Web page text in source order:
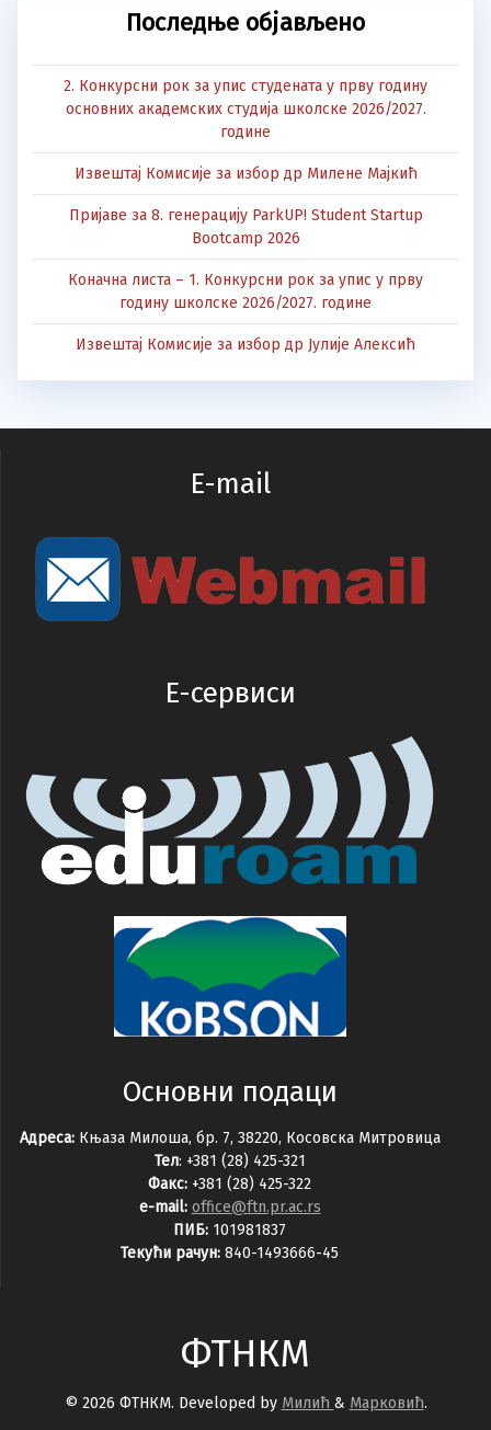
Последње објављено
2. Конкурсни рок за упис студената у прву годину
основних академских студија школске 2026/2027.
године
Извештај Комисије за избор др Милене Мајкић
Пријаве за 8. генерацију ParkUP! Student Startup
Bootcamp 2026
Коначна листа – 1. Конкурсни рок за упис у прву
годину школске 2026/2027. године
Извештај Комисије за избор др Јулије Алексић
E-mail
E-сервиси
Основни подаци
Адреса: Књаза Милоша, бр. 7, 38220, Косовска Митровица
Тел: +381 (28) 425-321
Факс: +381 (28) 425-322
e-mail: office@ftn.pr.ac.rs
ПИБ: 101981837
Текући рачун: 840-1493666-45
ФТНКМ
© 2026 ФТНКМ. Developed by Милић & Марковић.